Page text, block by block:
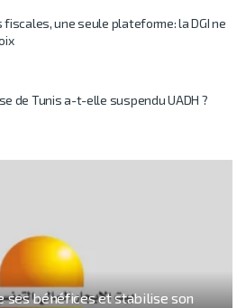
une seule plateforme: la DGI ne
de Tunis a-t-elle suspendu UADH ?
ses bénéfices et stabilise son